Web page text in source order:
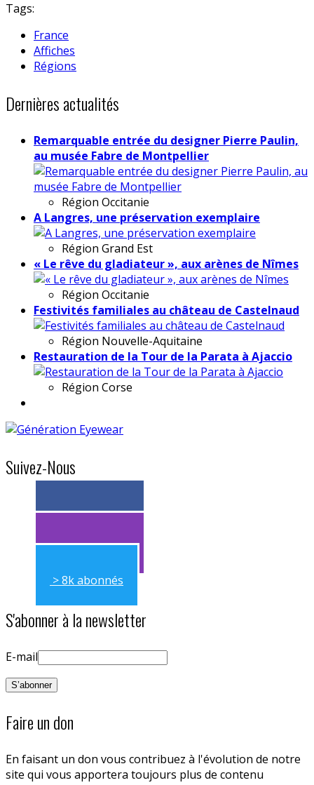
Tags:
France
Affiches
Régions
Dernières actualités
Remarquable entrée du designer Pierre Paulin,
au musée Fabre de Montpellier
Région Occitanie
A Langres, une préservation exemplaire
Région Grand Est
« Le rêve du gladiateur », aux arènes de Nîmes
Région Occitanie
Festivités familiales au château de Castelnaud
Région Nouvelle-Aquitaine
Restauration de la Tour de la Parata à Ajaccio
Région Corse
Suivez-Nous
> 11k abonnés
> 11k abonnés
> 8k abonnés
S'abonner à la newsletter
E-mail
Faire un don
En faisant un don vous contribuez à l'évolution de notre
site qui vous apportera toujours plus de contenu